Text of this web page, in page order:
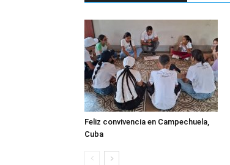
Feliz convivencia en Campechuela,
Cuba